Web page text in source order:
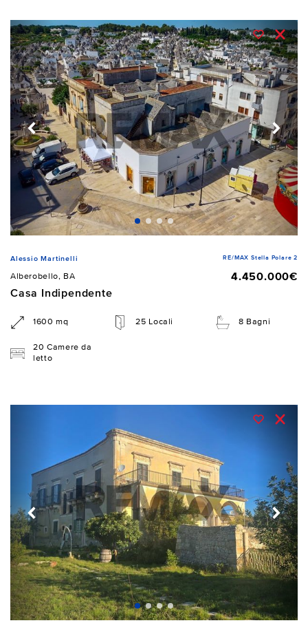
Alessio Martinelli RE/MAX Stella Polare 2
Alberobello, BA
4.450.000€
Casa Indipendente
1600 mq 25 Locali 8 Bagni
20 Camere da
letto